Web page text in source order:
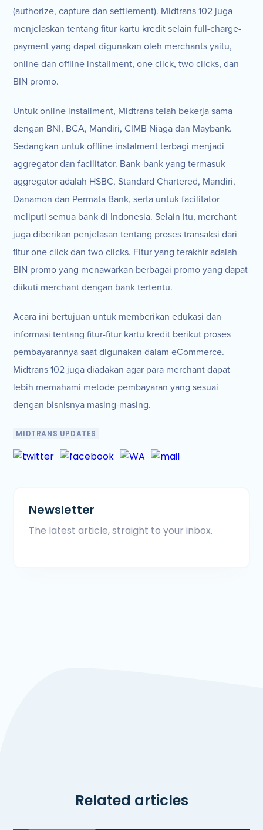
(authorize, capture dan settlement). Midtrans 102 juga
menjelaskan tentang fitur kartu kredit selain full-charge-
payment yang dapat digunakan oleh merchants yaitu,
online dan offline installment, one click, two clicks, dan
BIN promo.
Untuk online installment, Midtrans telah bekerja sama
dengan BNI, BCA, Mandiri, CIMB Niaga dan Maybank.
Sedangkan untuk offline instalment terbagi menjadi
aggregator dan facilitator. Bank-bank yang termasuk
aggregator adalah HSBC, Standard Chartered, Mandiri,
Danamon dan Permata Bank, serta untuk facilitator
meliputi semua bank di Indonesia. Selain itu, merchant
juga diberikan penjelasan tentang proses transaksi dari
fitur one click dan two clicks. Fitur yang terakhir adalah
BIN promo yang menawarkan berbagai promo yang dapat
diikuti merchant dengan bank tertentu.
Acara ini bertujuan untuk memberikan edukasi dan
informasi tentang fitur-fitur kartu kredit berikut proses
pembayarannya saat digunakan dalam eCommerce.
Midtrans 102 juga diadakan agar para merchant dapat
lebih memahami metode pembayaran yang sesuai
dengan bisnisnya masing-masing.
MIDTRANS UPDATES
Newsletter
The latest article, straight to your inbox.
Related articles